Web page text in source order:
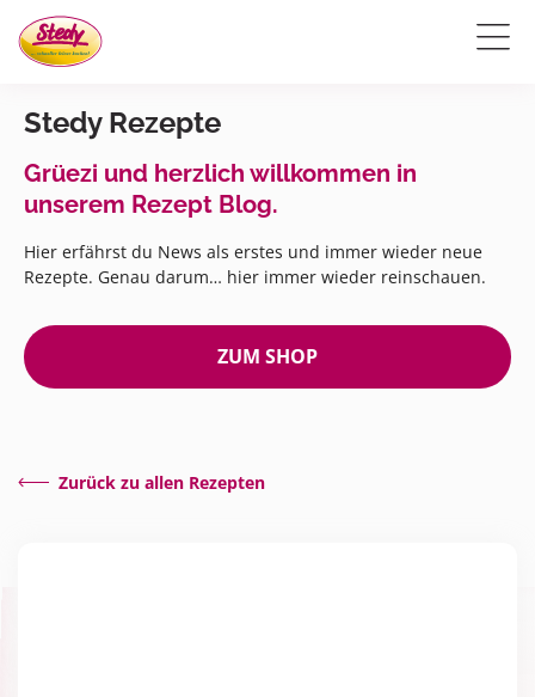
Stedy Rezepte
Grüezi und herzlich willkommen in
unserem Rezept Blog.
Hier erfährst du News als erstes und immer wieder neue
Rezepte. Genau darum… hier immer wieder reinschauen.
ZUM SHOP
Zurück zu allen Rezepten